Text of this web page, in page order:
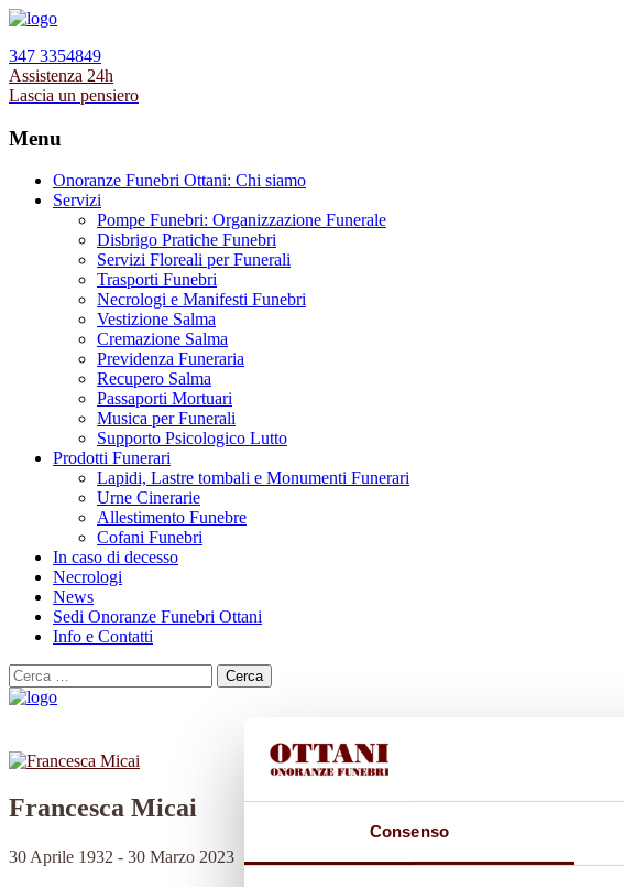
Consenso
347 3354849
Assistenza 24h
Lascia un pensiero
Menu
Onoranze Funebri Ottani: Chi siamo
Servizi
Pompe Funebri: Organizzazione Funerale
Disbrigo Pratiche Funebri
Servizi Floreali per Funerali
Trasporti Funebri
Necrologi e Manifesti Funebri
Vestizione Salma
Cremazione Salma
Previdenza Funeraria
Recupero Salma
Passaporti Mortuari
Musica per Funerali
Supporto Psicologico Lutto
Prodotti Funerari
Lapidi, Lastre tombali e Monumenti Funerari
Urne Cinerarie
Allestimento Funebre
Cofani Funebri
In caso di decesso
Necrologi
News
Sedi Onoranze Funebri Ottani
Info e Contatti
Cerca
per:
Francesca Micai
30 Aprile 1932 - 30 Marzo 2023